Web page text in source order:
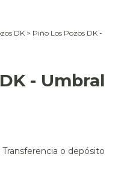
DK > Piño Los Pozos DK -
- Umbral
o depósito